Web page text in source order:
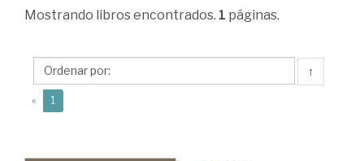
Fontana,
Mostrando libros encontrados. 1 páginas.
↑
« 1